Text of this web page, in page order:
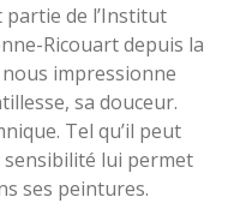
de l’Institut
Ricouart depuis la
impressionne
sa douceur.
Tel qu’il peut
sensibilité lui permet
ses peintures.